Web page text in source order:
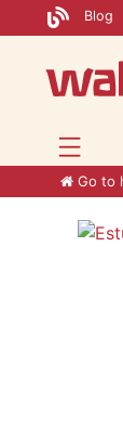
Blog
Go to